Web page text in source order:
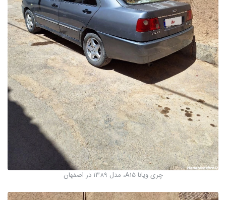
چری ویانا A15، مدل ۱۳۸۹ در اصفهان